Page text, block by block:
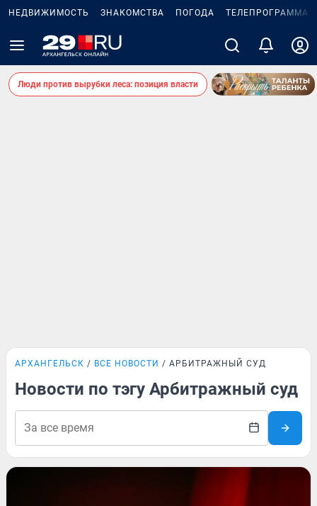
НЕДВИЖИМОСТЬ ЗНАКОМСТВА ПОГОДА ТЕЛЕПРОГРАММА
Люди против вырубки леса: позиция власти
АРХАНГЕЛЬСК ВСЕ НОВОСТИ АРБИТРАЖНЫЙ СУД
Новости по тэгу Арбитражный суд